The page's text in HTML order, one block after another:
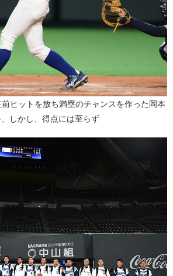
ヒットを放ち満塁のチャンスを作った岡本
しかし、得点には至らず